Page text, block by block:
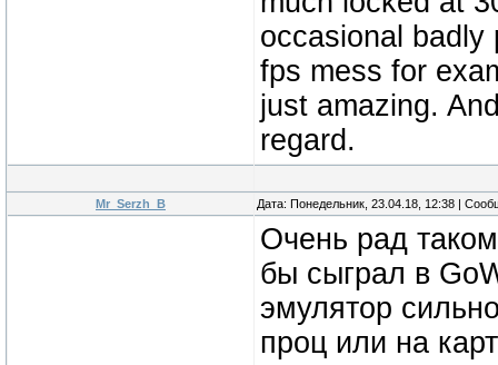
occasional badly
fps mess for
just amazing.
regard.
Mr_Serzh_B Дата: Понедельник, 23.04.18, 12:38 |
Очень рад
бы сыграл в
эмулятор
проц или на